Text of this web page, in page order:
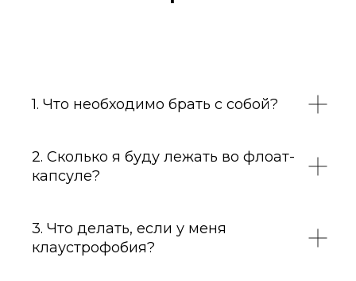
1. Что необходимо брать с собой?
2. Сколько я буду лежать во флоат-
капсуле?
3. Что делать, если у меня
клаустрофобия?